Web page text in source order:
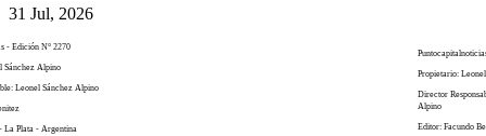
31 Jul, 2026
- Edición N° 2270
Sánchez Alpino
Leonel Sánchez Alpino
La Plata - Argentina
Propietario:
Director
Alpino
Editor: Facundo